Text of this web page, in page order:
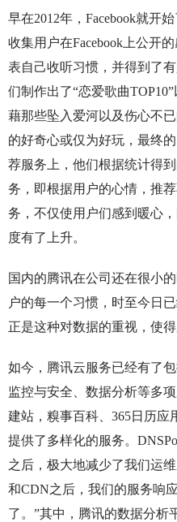
早在2012年，Facebook就开
收集用户在Facebook上公开
表自己收听习惯，并得到了
们制作出了“恋爱歌曲
藉那些坠入爱河以及伤心不
的好奇心或仅为好玩，最终
荐服务上，他们根据统计得
务，即根据用户的心情，推
务，不仅使用户们感到暖心
度有了上升。
国内的腾讯在公司还在很小
户的每一个习惯，时至今日
正是这种对数据的重视，使
如今，腾讯云服务已经有了
监控与安全、数据分析等多
建站，糗事百科、365日历应
提供了多样化的服务。
之后，极大地减少了我们运
和CDN之后，我们的服务响
了。”其中，腾讯的数据分析